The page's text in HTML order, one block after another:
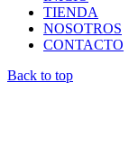
TIENDA
NOSOTROS
CONTACTO
Back to top